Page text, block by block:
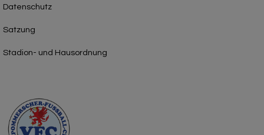
Datenschutz
Satzung
Stadion- und Hausordnung